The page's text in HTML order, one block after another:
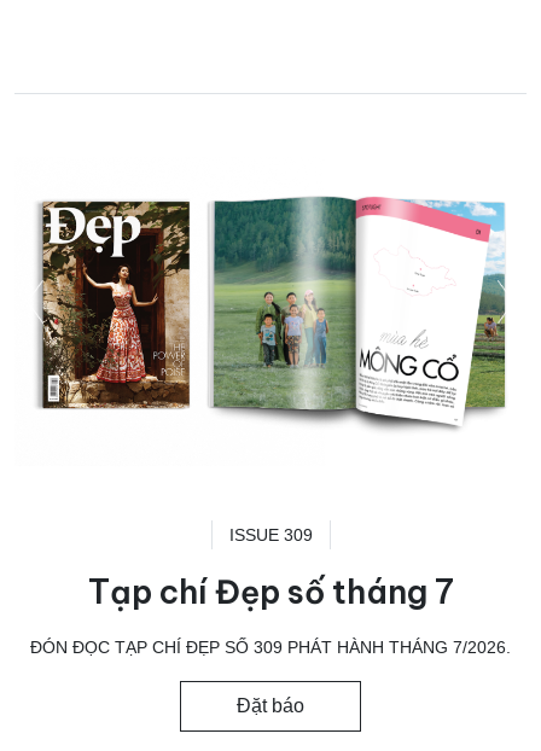
ISSUE 309
Tạp chí Đẹp số tháng 7
ĐÓN ĐỌC TẠP CHÍ ĐẸP SỐ 309 PHÁT HÀNH THÁNG 7/2026.
Đặt báo